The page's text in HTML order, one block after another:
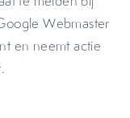
Webmaster
en neemt actie